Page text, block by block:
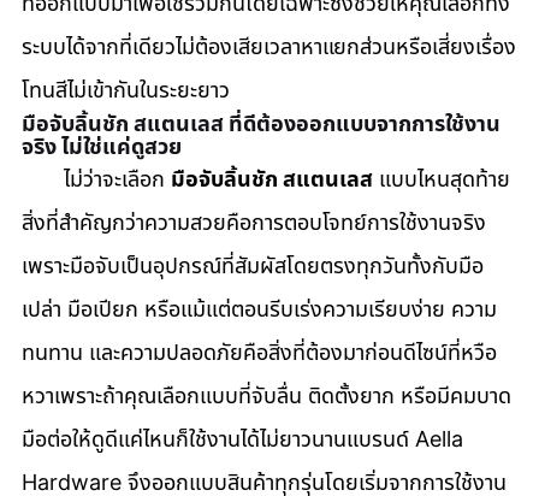
ระบบได้จากที่เดียวไม่ต้องเสียเวลาหาแยกส่วนหรือเสี่ยงเรื่อง
โทนสีไม่เข้ากันในระยะยาว
มือจับลิ้นชัก สแตนเลส ที่ดีต้องออกแบบจากการใช้งาน
จริง ไม่ใช่แค่ดูสวย
       ไม่ว่าจะเลือก
มือจับลิ้นชัก สแตนเลส แบบไหนสุดท้าย
สิ่งที่สำคัญกว่าความสวยคือการตอบโจทย์การใช้งานจริง
เพราะมือจับเป็นอุปกรณ์ที่สัมผัสโดยตรงทุกวันทั้งกับมือ
เปล่า มือเปียก หรือแม้แต่ตอนรีบเร่งความเรียบง่าย ความ
ทนทาน และความปลอดภัยคือสิ่งที่ต้องมาก่อนดีไซน์ที่หวือ
หวาเพราะถ้าคุณเลือกแบบที่จับลื่น ติดตั้งยาก หรือมีคมบาด
มือต่อให้ดูดีแค่ไหนก็ใช้งานได้ไม่ยาวนานแบรนด์ Aella
Hardware จึงออกแบบสินค้าทุกรุ่นโดยเริ่มจากการใช้งาน